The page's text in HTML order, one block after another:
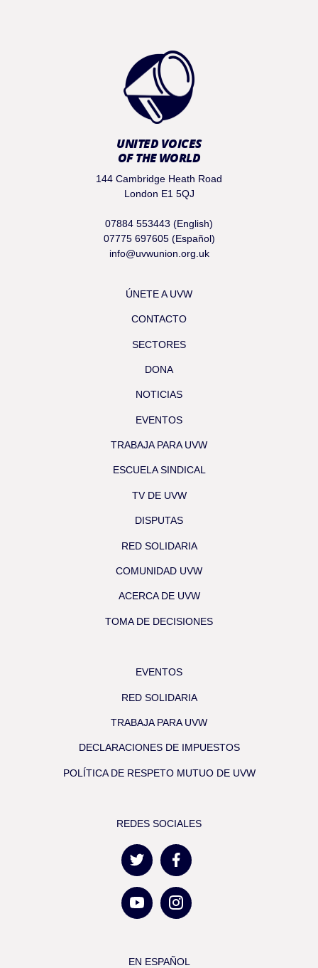
UNITED VOICES
OF THE WORLD
144 Cambridge Heath Road
London E1 5QJ
07884 553443 (English)
07775 697605 (Español)
info@uvwunion.org.uk
ÚNETE A UVW
CONTACTO
SECTORES
DONA
NOTICIAS
EVENTOS
TRABAJA PARA UVW
ESCUELA SINDICAL
TV DE UVW
DISPUTAS
RED SOLIDARIA
COMUNIDAD UVW
ACERCA DE UVW
TOMA DE DECISIONES
EVENTOS
RED SOLIDARIA
TRABAJA PARA UVW
DECLARACIONES DE IMPUESTOS
POLÍTICA DE RESPETO MUTUO DE UVW
REDES SOCIALES
EN ESPAÑOL